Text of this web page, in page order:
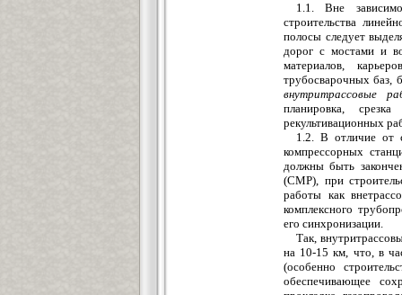
1.1. Вне
строительства
полосы следует
дорог с мостами и
материалов,
трубосварочных баз,
внутритрассовые
планировка,
рекультивационных
1.2. В отличие от
компрессорных
должны быть
(СМР), при
работы как
комплексного
его синхронизации.
Так,
на 10-15 км, что, в
(особенно
обеспечивающее